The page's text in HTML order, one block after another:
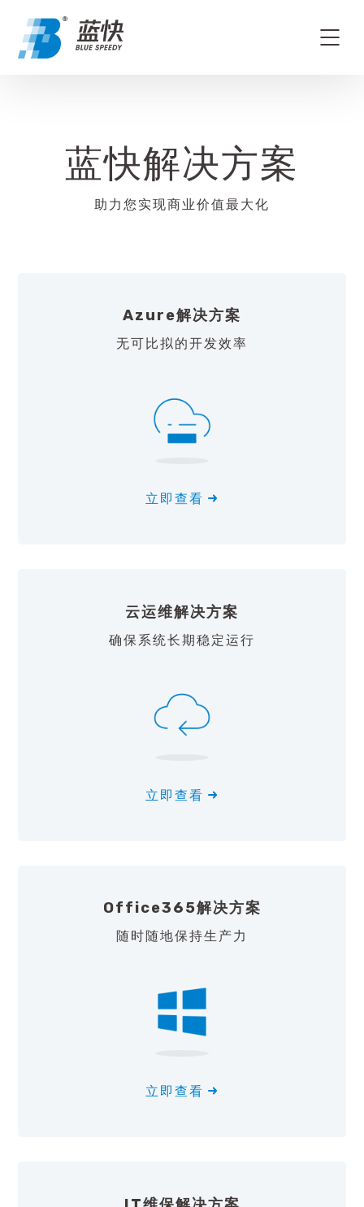
蓝快解决方案
助力您实现商业价值最大化
Azure解决方案
无可比拟的开发效率
立即查看
云运维解决方案
确保系统长期稳定运行
立即查看
Office365解决方案
随时随地保持生产力
立即查看